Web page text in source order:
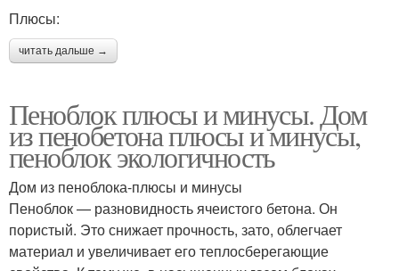
Плюсы:
читать дальше →
Пеноблок плюсы и минусы. Дом
из пенобетона плюсы и минусы,
пеноблок экологичность
Дом из пеноблока-плюсы и минусы
Пеноблок — разновидность ячеистого бетона. Он
пористый. Это снижает прочность, зато, облегчает
материал и увеличивает его теплосберегающие